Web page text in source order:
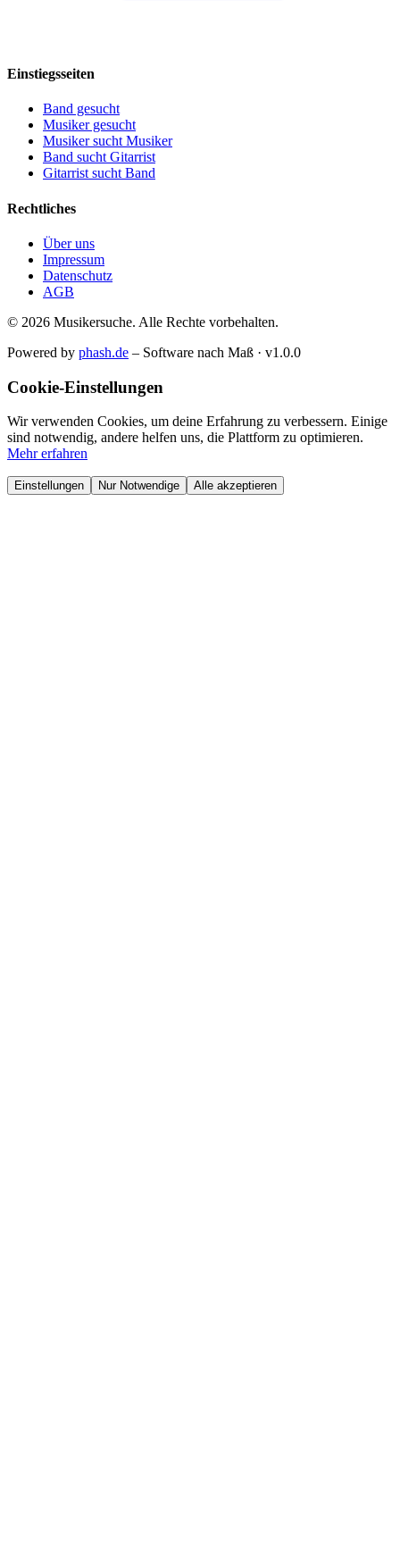
Einstiegsseiten
Band gesucht
Musiker gesucht
Musiker sucht Musiker
Band sucht Gitarrist
Gitarrist sucht Band
Rechtliches
Über uns
Impressum
Datenschutz
AGB
© 2026 Musikersuche. Alle Rechte vorbehalten.
Powered by phash.de – Software nach Maß · v1.0.0
Cookie-Einstellungen
Wir verwenden Cookies, um deine Erfahrung zu verbessern. Einige
sind notwendig, andere helfen uns, die Plattform zu optimieren.
Mehr erfahren
Einstellungen Nur Notwendige Alle akzeptieren